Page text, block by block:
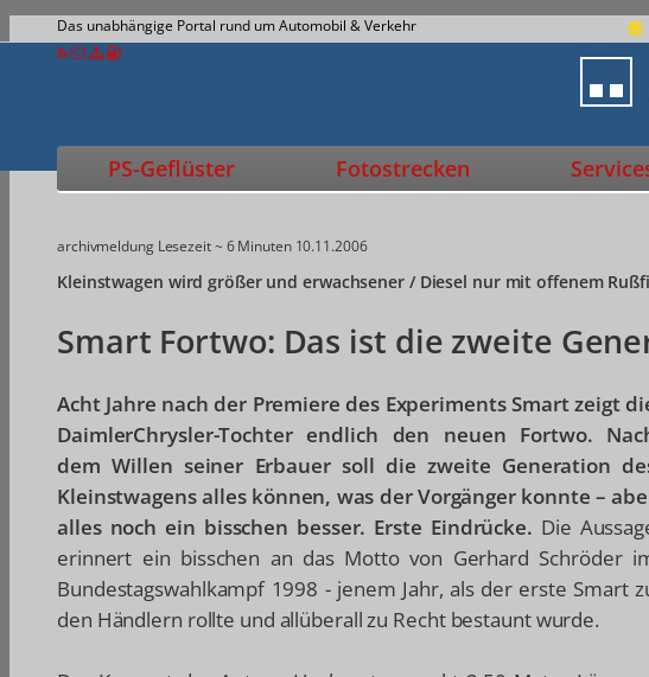
Das unabhängige Portal rund um Automobil & Verkehr
PS-Geflüster Fotostrecken
archivmeldung Lesezeit ~ 6 Minuten 10.11.2006
Kleinstwagen wird größer und erwachsener / Diesel nur mit offenem
Smart Fortwo: Das ist die zweite
Acht Jahre nach der Premiere des Experiments Smart zeigt
DaimlerChrysler-Tochter endlich den neuen Fortwo.
dem Willen seiner Erbauer soll die zweite Generation
Kleinstwagens alles können, was der Vorgänger konnte –
alles noch ein bisschen besser. Erste Eindrücke. Die
erinnert ein bisschen an das Motto von Gerhard Schröder
Bundestagswahlkampf 1998 - jenem Jahr, als der erste Smart
den Händlern rollte und allüberall zu Recht bestaunt wurde.